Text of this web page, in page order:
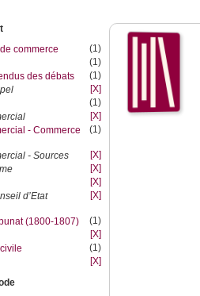
commerce
(1)
(1)
des débats
(1)
[X]
(1)
[X]
- Commerce
(1)
- Sources
[X]
[X]
[X]
d’Etat
[X]
(1800-1807)
(1)
[X]
(1)
[X]